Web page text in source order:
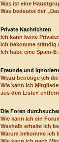
Was ist eine
Was bedeutet der
Private Nachrichten
Ich kann keine
Ich bekomme ständig
Ich habe eine Spam-
Freunde und
Wozu benötige ich
Wie kann ich
aus den Listen
Die Foren
Wie kann ich ein
Weshalb erhalte ich
Warum bekomme ich